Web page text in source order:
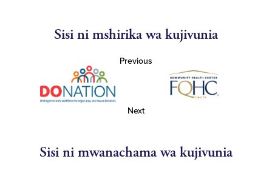
Sisi ni mshirika wa kujivunia
Previous
Next
Sisi ni mwanachama wa kujivunia